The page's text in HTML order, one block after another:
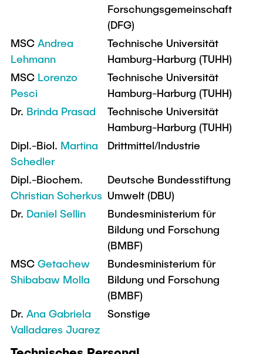
Forschungsgemeinschaft
(DFG)
MSC Andrea
Lehmann
Technische Universität
Hamburg-Harburg (TUHH)
MSC Lorenzo
Pesci
Technische Universität
Hamburg-Harburg (TUHH)
Dr. Brinda Prasad
Technische Universität
Hamburg-Harburg (TUHH)
Dipl.-Biol. Martina
Schedler
Drittmittel/Industrie
Dipl.-Biochem.
Christian Scherkus
Deutsche Bundesstiftung
Umwelt (DBU)
Dr. Daniel Sellin
Bundesministerium für
Bildung und Forschung
(BMBF)
MSC Getachew
Shibabaw Molla
Bundesministerium für
Bildung und Forschung
(BMBF)
Dr. Ana Gabriela
Valladares Juarez
Sonstige